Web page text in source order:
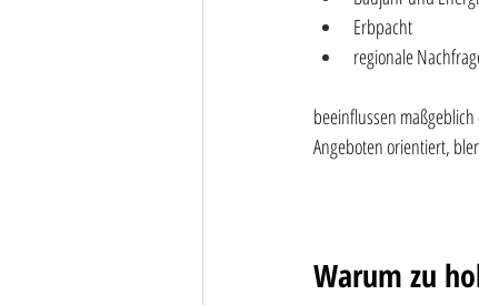
Erbpacht
regionale
beeinflussen
Angeboten orientiert,
Warum zu